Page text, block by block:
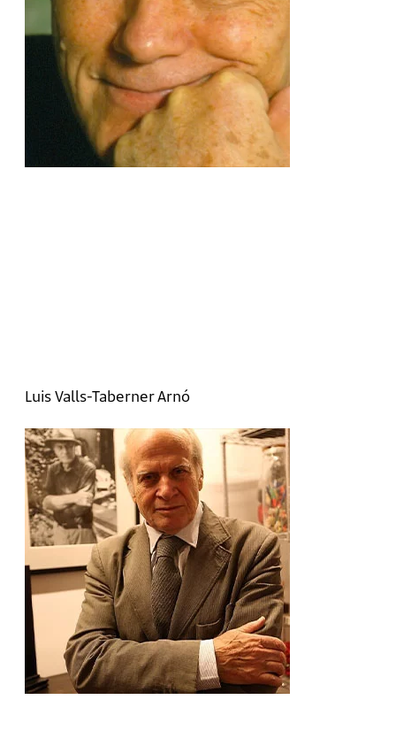
Luis Valls-Taberner Arnó